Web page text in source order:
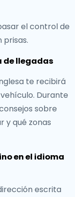
el control de
prisas.
de llegadas
te recibirá
Durante
sobre
y qué zonas
en el idioma
escrita